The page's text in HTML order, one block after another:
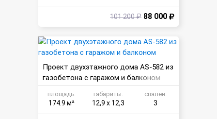
101 200 ₽ 88 000
Проект двухэтажного дома AS-582 из
газобетона с гаражом и балконом
площадь:
174.9 м²
габариты:
12,9 х 12,3
спален:
3